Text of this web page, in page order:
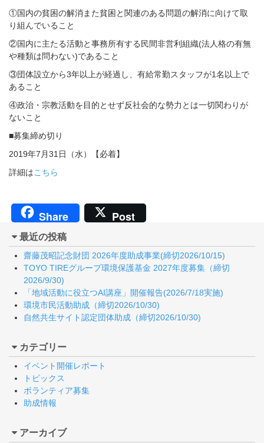
①国内の貧困の解消また貧困と関連のある問題の解消に向けて取
り組んでいること
②国内に主たる活動と事務所有する民間非営利組織(法人格の有無
や種類は問わない)であること
③団体設立から3年以上が経過し、有給常勤スタッフが1名以上で
あること
④政治・宗教活動を目的とせず反社会的な勢力とは一切関わりが
ないこと
■募集締め切り
2019年7月31日（水）【必着】
詳細はこちら
Share Post
最近の投稿
齋藤茂昭記念財団 2026年度助成事業(締切2026/10/15)
TOYO TIREグループ環境保護基金 2027年度募集（締切
2026/9/30)
「地域活動に役立つAI講座」開催報告(2026/7/18実施)
環境市民活動助成（締切2026/10/30)
自然共生サイト認定団体助成（締切2026/10/30)
カテゴリー
イベント開催レポート
トピックス
ボランティア募集
助成情報
アーカイブ